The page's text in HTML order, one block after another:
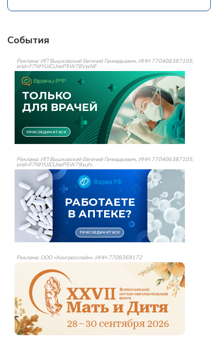
События
Реклама: ИП Вышковский Евгений Геннадьевич, ИНН 770406387105,
erid=F7NfYUJCUneP5W78VwNF
Реклама: ИП Вышковский Евгений Геннадьевич, ИНН 770406387105,
erid=F7NfYUJCUneP5W79xufv
Реклама: ООО «Конгресслайн», ИНН 7708369172